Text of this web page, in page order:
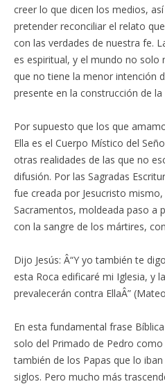
creer lo que dicen los medios,
pretender reconciliar el relato
con las verdades de nuestra fe.
es espiritual, y el mundo no solo
que no tiene la menor intención
presente en la construcción de la
Por supuesto que los que
Ella es el Cuerpo Místico del
otras realidades de las que no
difusión. Por las Sagradas
fue creada por Jesucristo
Sacramentos, moldeada paso a
con la sangre de los mártires,
Dijo Jesús: Â“Y yo también te
esta Roca edificaré mi Iglesia, y
prevalecerán contra EllaÂ”
En esta fundamental frase
solo del Primado de Pedro
también de los Papas que lo
siglos. Pero mucho más